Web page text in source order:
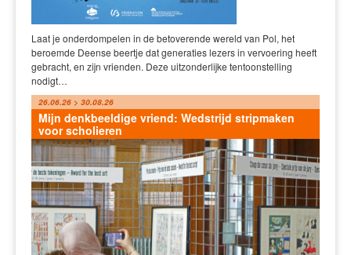
Laat je onderdompelen in de betoverende wereld van Pol, het
beroemde Deense beertje dat generaties lezers in vervoering heeft
gebracht, en zijn vrienden. Deze uitzonderlijke tentoonstelling
nodigt…
26.06.26 > 30.08.26
Mijn denkbeeldige vriend: Wedstrijd stripmaken
voor scholieren